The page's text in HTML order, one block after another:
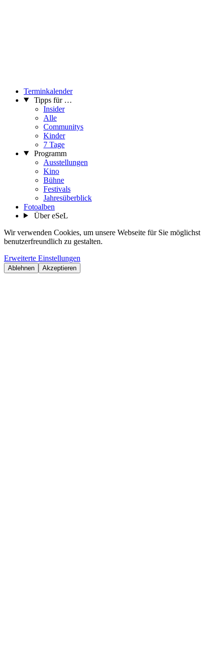
Terminkalender
Tipps für …
Insider
Alle
Communitys
Kinder
7 Tage
Programm
Ausstellungen
Kino
Bühne
Festivals
Jahresüberblick
Fotoalben
Über eSeL
Wir verwenden Cookies, um unsere Webseite für Sie möglichst
benutzerfreundlich zu gestalten.
Erweiterte Einstellungen
Ablehnen Akzeptieren